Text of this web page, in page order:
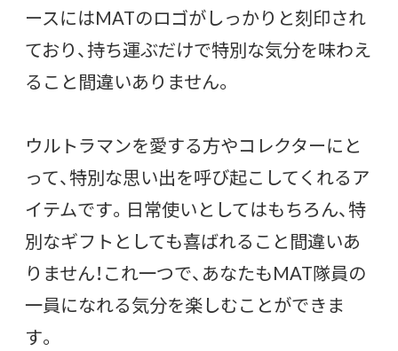
ースにはMATのロゴがしっかりと刻印され
ており、持ち運ぶだけで特別な気分を味わえ
ること間違いありません。
ウルトラマンを愛する方やコレクターにと
って、特別な思い出を呼び起こしてくれるア
イテムです。日常使いとしてはもちろん、特
別なギフトとしても喜ばれること間違いあ
りません！これ一つで、あなたもMAT隊員の
一員になれる気分を楽しむことができま
す。